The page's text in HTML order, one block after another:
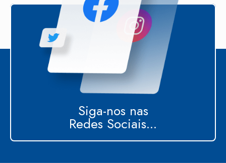
Siga-nos nas
Redes Sociais...